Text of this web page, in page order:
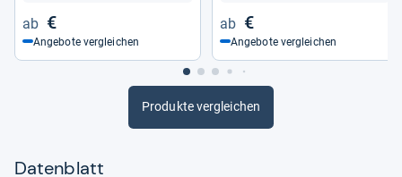
€
Angebote vergleichen
€
Angebote vergleichen
Produkte vergleichen
Datenblatt